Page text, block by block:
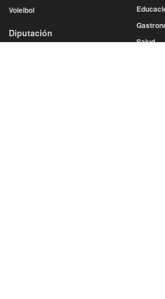
Voleibol
Diputación
Salud